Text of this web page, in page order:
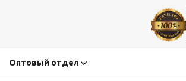
Оптовый отдел